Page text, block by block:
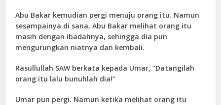
Abu Bakar kemudian pergi menuju orang itu. Namun
sesampainya di sana, Abu Bakar melihat orang itu
masih dengan ibadahnya, sehingga dia pun
mengurungkan niatnya dan kembali.
Rasullullah SAW berkata kepada Umar, “Datangilah
orang itu lalu bunuhlah dia!”
Umar pun pergi. Namun ketika melihat orang itu